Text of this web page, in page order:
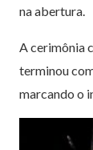
na abertura.
A cerimônia
terminou
marcando o